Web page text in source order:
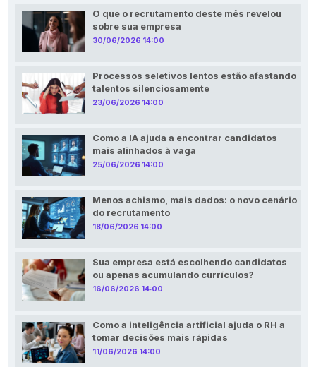
O que o recrutamento deste mês revelou
sobre sua empresa
30/06/2026 14:00
Processos seletivos lentos estão afastando
talentos silenciosamente
23/06/2026 14:00
Como a IA ajuda a encontrar candidatos
mais alinhados à vaga
25/06/2026 14:00
Menos achismo, mais dados: o novo cenário
do recrutamento
18/06/2026 14:00
Sua empresa está escolhendo candidatos
ou apenas acumulando currículos?
16/06/2026 14:00
Como a inteligência artificial ajuda o RH a
tomar decisões mais rápidas
11/06/2026 14:00